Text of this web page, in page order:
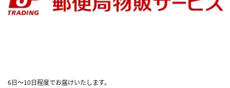
6日～10日程度でお届けいたします。